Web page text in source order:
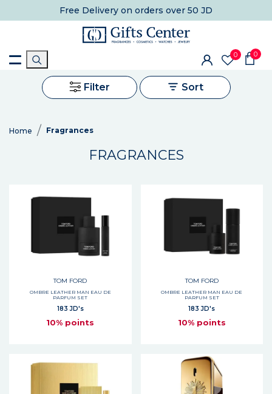
Free Delivery on orders over 50 JD
0 0
Filter Sort
Home Fragrances
FRAGRANCES
TOM FORD
OMBRE LEATHER MAN EAU DE
PARFUM SET
183 JD's
10% points
TOM FORD
OMBRE LEATHER MAN EAU DE
PARFUM SET
183 JD's
10% points